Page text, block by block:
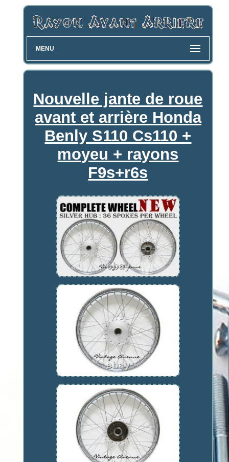
MENU
Nouvelle jante de roue
avant et arrière Honda
Benly S110 Cs110 +
moyeu + rayons
F9s+r6s